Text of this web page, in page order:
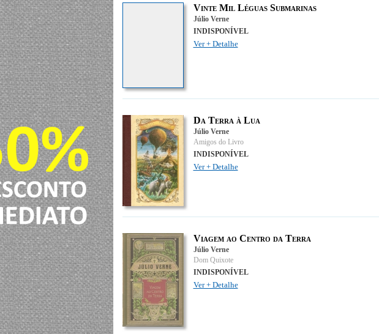
Vinte Mil Léguas Submarinas
Júlio Verne
INDISPONÍVEL
Ver + Detalhe
Da Terra à Lua
Júlio Verne
Amigos do Livro
INDISPONÍVEL
Ver + Detalhe
Viagem ao Centro da Terra
Júlio Verne
Dom Quixote
INDISPONÍVEL
Ver + Detalhe